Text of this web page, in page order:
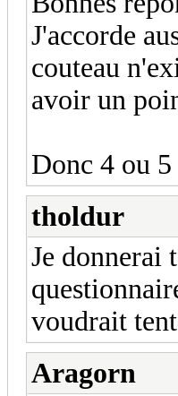
J'accorde
couteau
avoir un
Donc 4 ou
tholdur
Je donnerai
voudrait
Aragorn